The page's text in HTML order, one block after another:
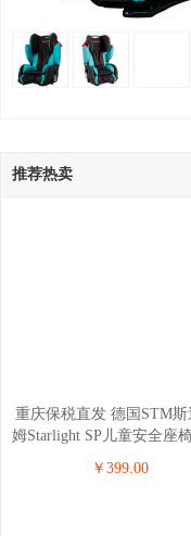
推荐热卖
重庆保税直发 德国STM斯
姆Starlight SP儿童安全座
￥399.00